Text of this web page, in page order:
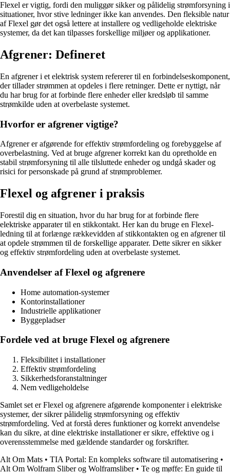
Flexel er vigtig, fordi den muliggør sikker og pålidelig strømforsyning i
situationer, hvor stive ledninger ikke kan anvendes. Den fleksible natur
af Flexel gør det også lettere at installere og vedligeholde elektriske
systemer, da det kan tilpasses forskellige miljøer og applikationer.
Afgrener: Defineret
En afgrener i et elektrisk system refererer til en forbindelseskomponent,
der tillader strømmen at opdeles i flere retninger. Dette er nyttigt, når
du har brug for at forbinde flere enheder eller kredsløb til samme
strømkilde uden at overbelaste systemet.
Hvorfor er afgrener vigtige?
Afgrener er afgørende for effektiv strømfordeling og forebyggelse af
overbelastning. Ved at bruge afgrener korrekt kan du opretholde en
stabil strømforsyning til alle tilsluttede enheder og undgå skader og
risici for personskade på grund af strømproblemer.
Flexel og afgrener i praksis
Forestil dig en situation, hvor du har brug for at forbinde flere
elektriske apparater til en stikkontakt. Her kan du bruge en Flexel-
ledning til at forlænge rækkevidden af stikkontakten og en afgrener til
at opdele strømmen til de forskellige apparater. Dette sikrer en sikker
og effektiv strømfordeling uden at overbelaste systemet.
Anvendelser af Flexel og afgrenere
Home automation-systemer
Kontorinstallationer
Industrielle applikationer
Byggepladser
Fordele ved at bruge Flexel og afgrenere
Fleksibilitet i installationer
Effektiv strømfordeling
Sikkerhedsforanstaltninger
Nem vedligeholdelse
Samlet set er Flexel og afgrenere afgørende komponenter i elektriske
systemer, der sikrer pålidelig strømforsyning og effektiv
strømfordeling. Ved at forstå deres funktioner og korrekt anvendelse
kan du sikre, at dine elektriske installationer er sikre, effektive og i
overensstemmelse med gældende standarder og forskrifter.
Alt Om Mats • TIA Portal: En kompleks software til automatisering •
Alt Om Wolfram Sliber og Wolframsliber• Te og møffe: En guide til